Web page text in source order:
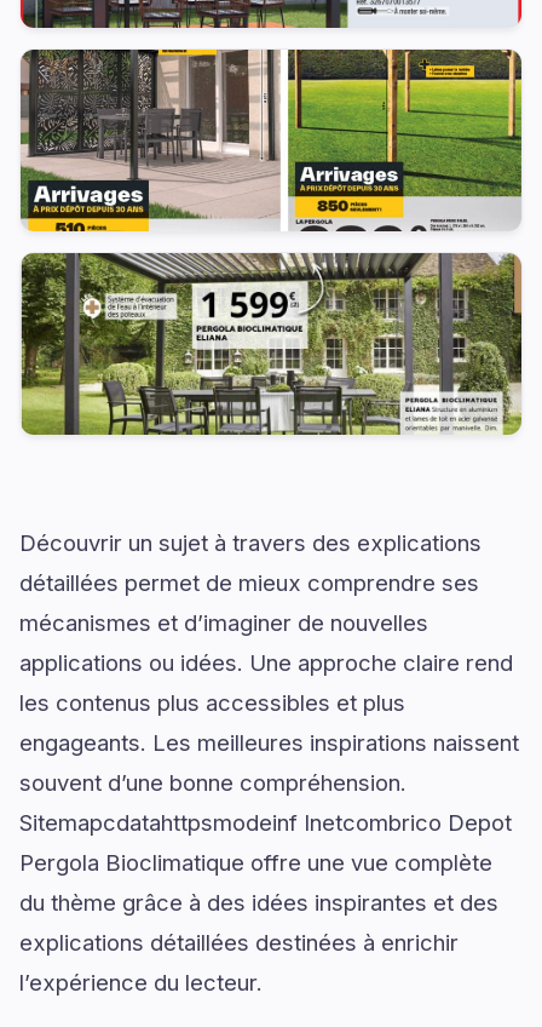
Découvrir un sujet à travers des explications
détaillées permet de mieux comprendre ses
mécanismes et d’imaginer de nouvelles
applications ou idées. Une approche claire rend
les contenus plus accessibles et plus
engageants. Les meilleures inspirations naissent
souvent d’une bonne compréhension.
Sitemapcdatahttpsmodeinf Inetcombrico Depot
Pergola Bioclimatique offre une vue complète
du thème grâce à des idées inspirantes et des
explications détaillées destinées à enrichir
l’expérience du lecteur.